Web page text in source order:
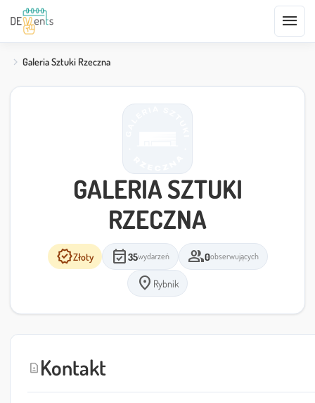
menu
Galeria Sztuki Rzeczna
GALERIA SZTUKI
RZECZNA
verifiedZłoty event_available35wydarzeń group0obserwujących
location_on Rybnik
contact_page Kontakt